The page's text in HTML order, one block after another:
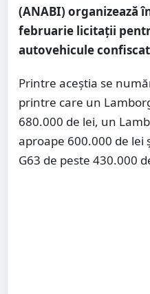
(ANABI) organizează
februarie licitații
autovehicule
Printre aceștia se
printre care un
680.000 de lei, un
aproape 600.000 de lei
G63 de peste 430.000